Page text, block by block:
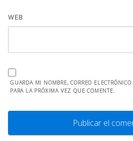
WEB
GUARDA MI NOMBRE, CORREO
PARA LA PRÓXIMA VEZ QUE COMENTE.